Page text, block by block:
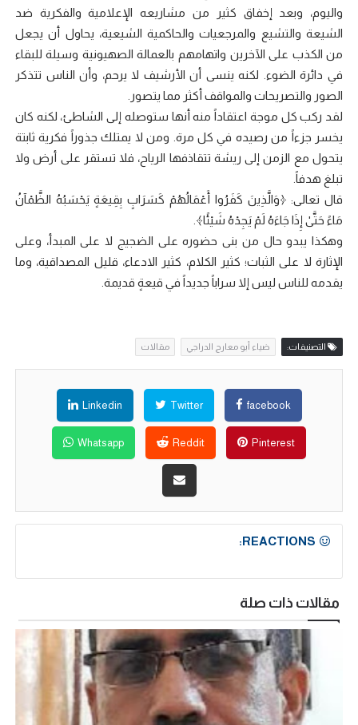
واليوم، وبعد إخفاق كثير من مشاريعه الإعلامية والفكرية ضد
الشيعة والتشيع والمرجعيات والحاكمية الشيعية، يحاول أن يجعل
من الكذب على الآخرين واتهامهم بالعمالة الصهيونية وسيلة للبقاء
في دائرة الضوء. لكنه ينسى أن الأرشيف لا يرحم، وأن الناس تتذكر
الصور والتصريحات والمواقف أكثر مما يتصور.
لقد ركب كل موجة اعتقاداً منه أنها ستوصله إلى الشاطئ، لكنه كان
يخسر جزءاً من رصيده في كل مرة. ومن لا يمتلك جذوراً فكرية ثابتة
يتحول مع الزمن إلى ريشة تتقاذفها الرياح، فلا تستقر على أرض ولا
تبلغ هدفاً.
قال تعالى: ﴿وَالَّذِينَ كَفَرُوا أَعْمَالُهُمْ كَسَرَابٍ بِقِيعَةٍ يَحْسَبُهُ الظَّمْآنُ
مَاءً حَتَّىٰ إِذَا جَاءَهُ لَمْ يَجِدْهُ شَيْئًا﴾.
وهكذا يبدو حال من بنى حضوره على الضجيج لا على المبدأ، وعلى
الإثارة لا على الثبات؛ كثير الكلام، كثير الادعاء، قليل المصداقية، وما
يقدمه للناس ليس إلا سراباً جديداً في قيعةٍ قديمة.
التصنيفات: ضياء أبو معارج الدراجي مقالات
facebook
Twitter
Linkedin
Pinterest
Reddit
Whatsapp
REACTIONS:
مقالات ذات صلة